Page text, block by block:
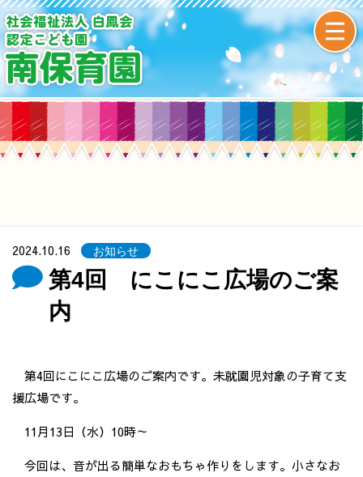
2024.10.16 お知らせ
第4回 にこにこ広場のご案
内
第4回にこにこ広場のご案内です。未就園児対象の子育て支
援広場です。
11月13日（水）10時～
今回は、音が出る簡単なおもちゃ作りをします。小さなお